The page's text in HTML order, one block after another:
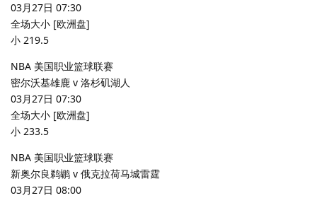
03月27日 07:30
全场大小 [欧洲盘]
小 219.5
NBA 美国职业篮球联赛
密尔沃基雄鹿 v 洛杉矶湖人
03月27日 07:30
全场大小 [欧洲盘]
小 233.5
NBA 美国职业篮球联赛
新奥尔良鹈鹕 v 俄克拉荷马城雷霆
03月27日 08:00